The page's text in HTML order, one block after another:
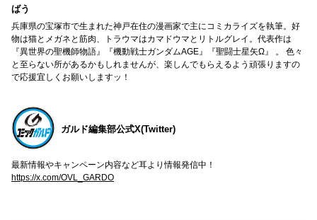
ばう
兵庫県の宝塚市で生まれた神戸在住の漫画家で主にコミカライズを執筆。好
物は猫とメガネと筋肉、トラウマはカマドウマとリトルグレイ。代表作は
『異世界の聖機師物語』『機動戦士ガンダムAGE』『聖闘士星矢Ω』 。 色々
と至らない所があるかもしれませんが、楽しんでもらえるよう頑張りますの
で応援宜しくお願いしますッ！
ガルド編集部公式X(Twitter)
最新情報やキャンペーン内容など耳より情報発信中！
https://x.com/OVL_GARDO